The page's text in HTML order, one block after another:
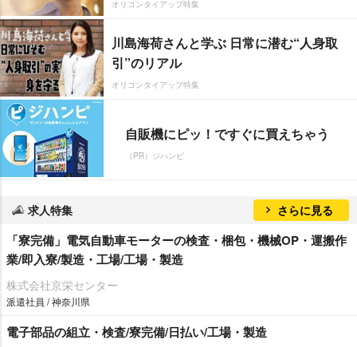
オリコンタイアップ特集
川島海荷さんと学ぶ 日常に潜む“人身取
引”のリアル
オリコンタイアップ特集
自販機にピッ！ですぐに買えちゃう
（PR）ジハンピ
求人特集 さらに見る
「寮完備」電気自動車モーターの検査・梱包・機械OP・運搬作
業/即入寮/製造・工場/工場・製造
株式会社京栄センター
派遣社員 / 神奈川県
電子部品の組立・検査/寮完備/日払い/工場・製造